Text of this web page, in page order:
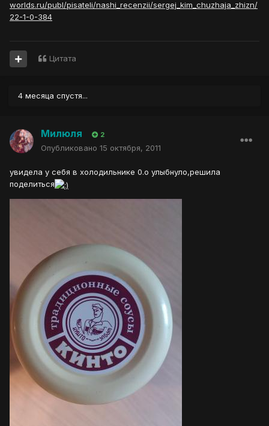
worlds.ru/publ/pisateli/nashi_recenzii/sergej_kim_chuzhaja_zhizn/
22-1-0-384
Цитата
4 месяца спустя...
Милюля 2
Опубликовано 15 октября, 2011
увидела у себя в холодильнике 0.о улыбнуло,решила
поделиться